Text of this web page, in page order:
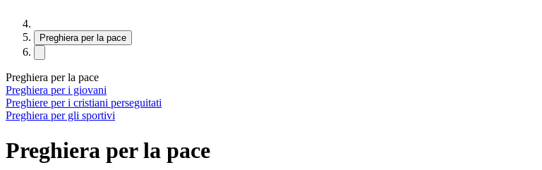
Preghiera per la pace
Preghiera per la pace
Preghiera per i giovani
Preghiere per i cristiani perseguitati
Preghiera per gli sportivi
Preghiera per la pace